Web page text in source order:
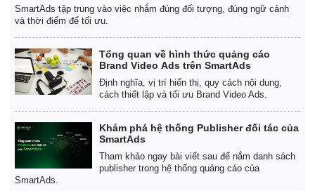
SmartAds tập trung vào việc nhắm đúng đối tượng, đúng ngữ cảnh
và thời điểm để tối ưu.
Tổng quan về hình thức quảng cáo
Brand Video Ads trên SmartAds
Định nghĩa, vị trí hiển thị, quy cách nội dung,
cách thiết lập và tối ưu Brand Video Ads.
Khám phá hệ thống Publisher đối tác của
SmartAds
Tham khảo ngay bài viết sau để nắm danh sách
publisher trong hệ thống quảng cáo của
SmartAds.